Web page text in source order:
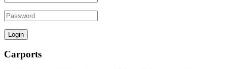
Carports